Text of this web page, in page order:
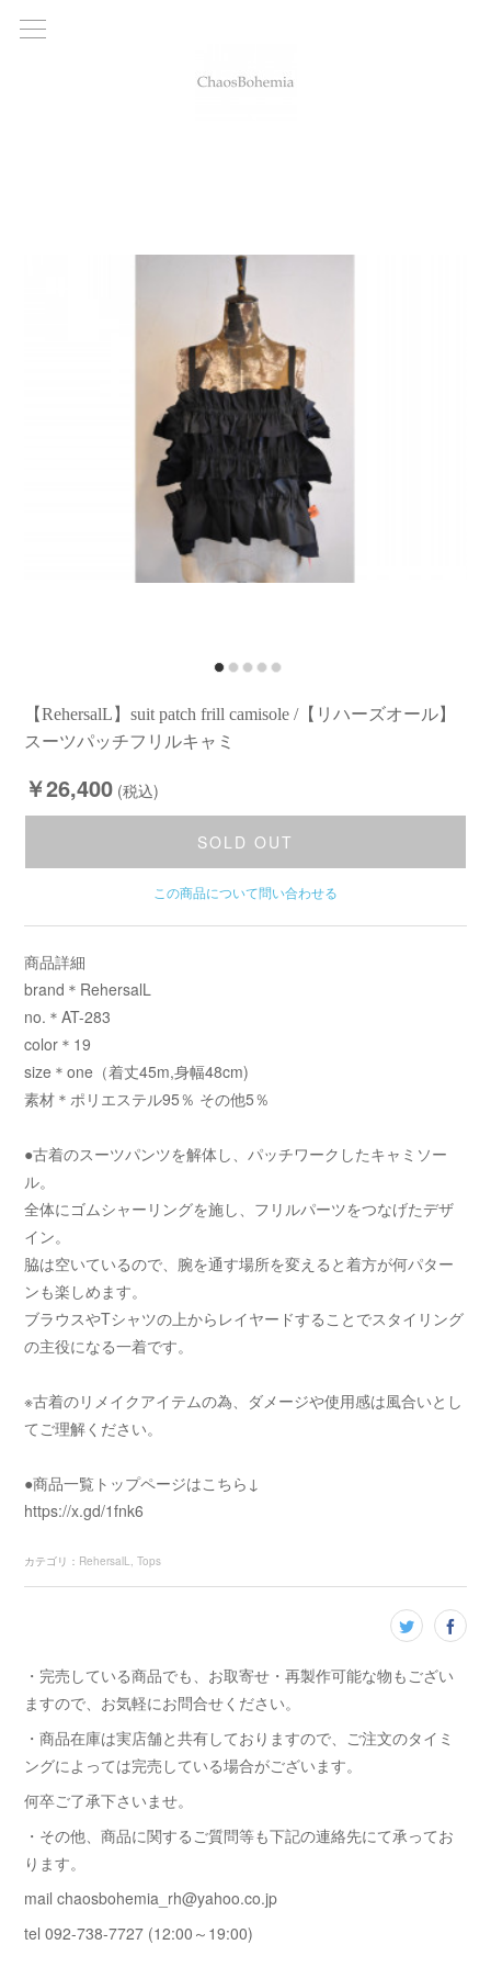
【RehersalL】suit patch frill camisole /【リハーズオール】
スーツパッチフリルキャミ
￥26,400 (税込)
SOLD OUT
この商品について問い合わせる
商品詳細
brand＊RehersalL
no.＊AT-283
color＊19
size＊one（着丈45m,身幅48cm)
素材＊ポリエステル95％ その他5％
●古着のスーツパンツを解体し、パッチワークしたキャミソー
ル。
全体にゴムシャーリングを施し、フリルパーツをつなげたデザ
イン。
脇は空いているので、腕を通す場所を変えると着方が何パター
ンも楽しめます。
ブラウスやTシャツの上からレイヤードすることでスタイリング
の主役になる一着です。
※古着のリメイクアイテムの為、ダメージや使用感は風合いとし
てご理解ください。
●商品一覧トップページはこちら↓
https://x.gd/1fnk6
カテゴリ ： RehersalL Tops
・完売している商品でも、お取寄せ・再製作可能な物もござい
ますので、お気軽にお問合せください。
・商品在庫は実店舗と共有しておりますので、ご注文のタイミ
ングによっては完売している場合がございます。
何卒ご了承下さいませ。
・その他、商品に関するご質問等も下記の連絡先にて承ってお
ります。
mail chaosbohemia_rh@yahoo.co.jp
tel 092-738-7727 (12:00～19:00)